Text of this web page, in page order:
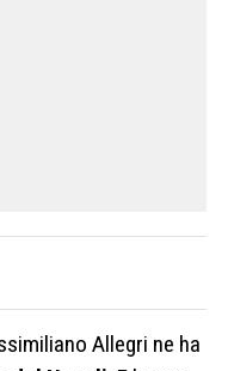
Allegri ne ha